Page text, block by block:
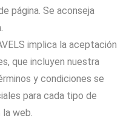
página. Se aconseja
implica la aceptación
que incluyen nuestra
y condiciones se
para cada tipo de
web.